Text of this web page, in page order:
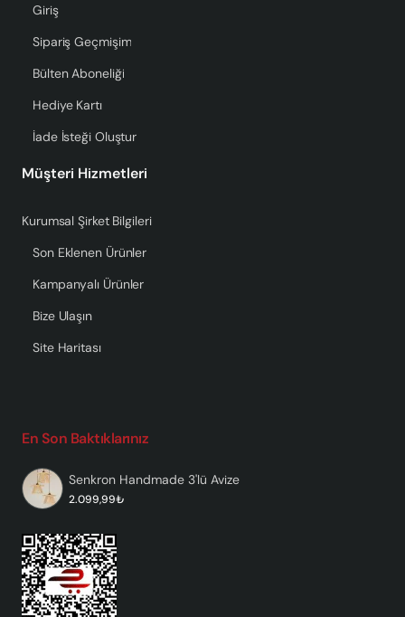
Giriş
Sipariş Geçmişim
Bülten Aboneliği
Hediye Kartı
İade İsteği Oluştur
Müşteri Hizmetleri
Kurumsal Şirket Bilgileri
Son Eklenen Ürünler
Kampanyalı Ürünler
Bize Ulaşın
Site Haritası
En Son Baktıklarınız
Senkron Handmade 3'lü Avize
2.099,99₺